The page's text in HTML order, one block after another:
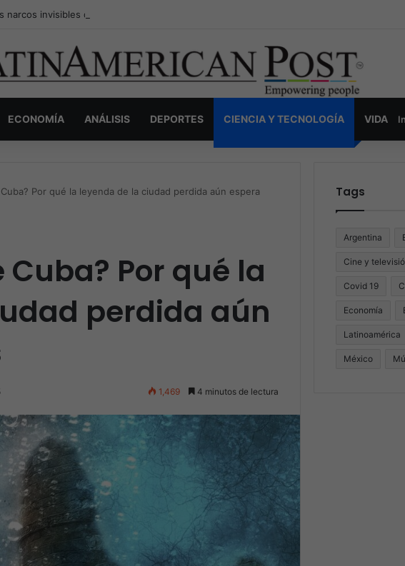
narcos invisibles de Colombia: la guerra secreta por la verdad, el poder y la nueva
ECONOMÍA ANÁLISIS DEPORTES CIENCIA Y TECNOLOGÍA VIDA
Por qué la leyenda de la ciudad perdida aún espera
Por qué la
perdida aún
1,469 4 minutos de lectura
Tags
Argentina
Cine y
Covid 19
Economía
Latinoamérica
México